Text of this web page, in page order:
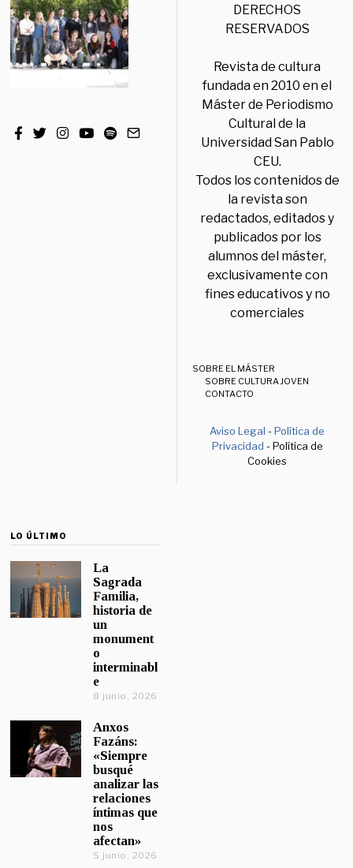
DERECHOS
RESERVADOS
Revista de cultura
fundada en 2010 en el
Máster de Periodismo
Cultural de la
Universidad San Pablo
CEU.
Todos los contenidos de
la revista son
redactados, editados y
publicados por los
alumnos del máster,
exclusivamente con
fines educativos y no
comerciales
SOBRE EL MÁSTER
SOBRE CULTURA JOVEN
CONTACTO
Aviso Legal -Política de
Privacidad - Política de
Cookies
LO ÚLTIMO
La
Sagrada
Familia,
historia de
un
monument
o
interminabl
e
8 junio, 2026
Anxos
Fazáns:
«Siempre
busqué
analizar las
relaciones
íntimas que
nos
afectan»
5 junio, 2026